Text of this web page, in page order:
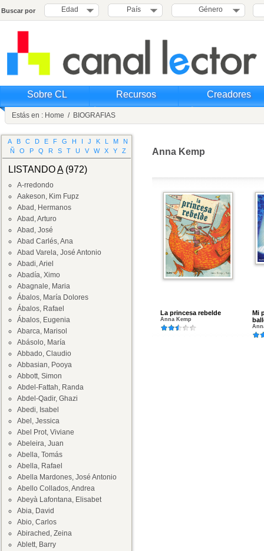
Buscar por Edad País Género
Sobre CL Recursos Creadores
Estás en : Home / BIOGRAFIAS
A B C D E F G H I J K L M
N
Ñ
O P Q R S T U V W X Y Z
LISTANDOA(972)
A-rredondo
Aakeson, Kim Fupz
Abad, Hermanos
Abad, Arturo
Abad, José
Abad Carlés, Ana
Abad Varela, José Antonio
Abadi, Ariel
Abadía, Ximo
Abagnale, Maria
Ábalos, María Dolores
Ábalos, Rafael
Ábalos, Eugenia
Abarca, Marisol
Abásolo, María
Abbado, Claudio
Abbasian, Pooya
Abbott, Simon
Abdel-Fattah, Randa
Abdel-Qadir, Ghazi
Abedi, Isabel
Abel, Jessica
Abel Prot, Viviane
Abeleira, Juan
Abella, Tomás
Abella, Rafael
Abella Mardones, José Antonio
Abello Collados, Andrea
Abeyà Lafontana, Elisabet
Abia, David
Abio, Carlos
Abirached, Zeina
Ablett, Barry
Anna Kemp
La princesa rebelde
Anna Kemp
Mi